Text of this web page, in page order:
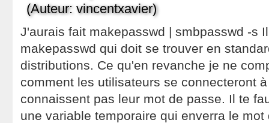
(Auteur: vincentxavier)
J'aurais fait makepasswd | smbpasswd -s
makepasswd qui doit se trouver en
distributions. Ce qu'en revanche je ne
comment les utilisateurs se connecteront
connaissent pas leur mot de passe. Il te
une variable temporaire qui enverra le